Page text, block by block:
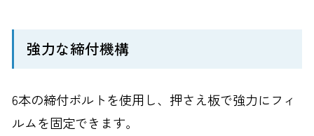
強力な締付機構
6本の締付ボルトを使用し、押さえ板で強力にフィ
ルムを固定できます。